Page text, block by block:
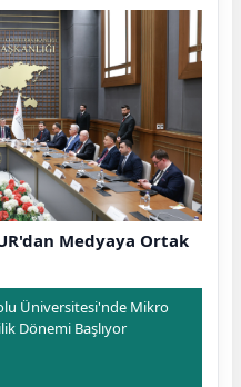
Medyaya Ortak
Üniversitesi'nde Mikro
Dönemi Başlıyor